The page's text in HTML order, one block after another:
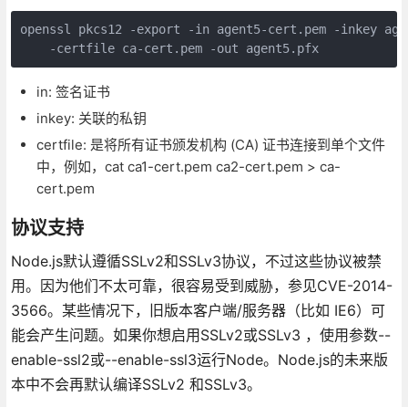
openssl pkcs12 -export -in agent5-cert.pem -inkey
    -certfile ca-cert.pem -out agent5.pfx
in: 签名证书
inkey: 关联的私钥
certfile: 是将所有证书颁发机构 (CA) 证书连接到单个文件
中，例如，cat ca1-cert.pem ca2-cert.pem > ca-
cert.pem
协议支持
Node.js默认遵循SSLv2和SSLv3协议，不过这些协议被禁
用。因为他们不太可靠，很容易受到威胁，参见CVE-2014-
3566。某些情况下，旧版本客户端/服务器（比如 IE6）可
能会产生问题。如果你想启用SSLv2或SSLv3 ，使用参数--
enable-ssl2或--enable-ssl3运行Node。Node.js的未来版
本中不会再默认编译SSLv2 和SSLv3。